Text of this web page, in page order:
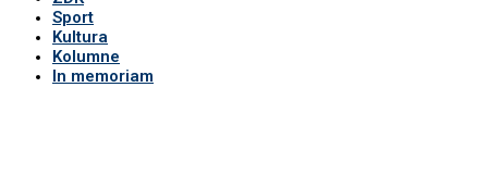
Sport
Kultura
Kolumne
In memoriam